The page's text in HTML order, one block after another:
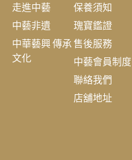
走進中藝
中藝非遺
中華藝興 傳承
文化
保養須知
瑰寶鑑證
售後服務
中藝會員制度
聯絡我們
店舖地址